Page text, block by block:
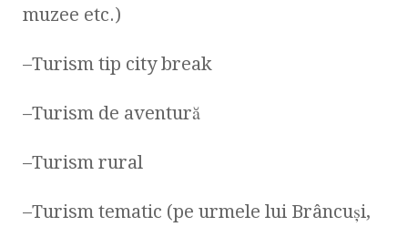
muzee etc.)
–Turism tip city break
–Turism de aventură
–Turism rural
–Turism tematic (pe urmele lui Brâncuşi,